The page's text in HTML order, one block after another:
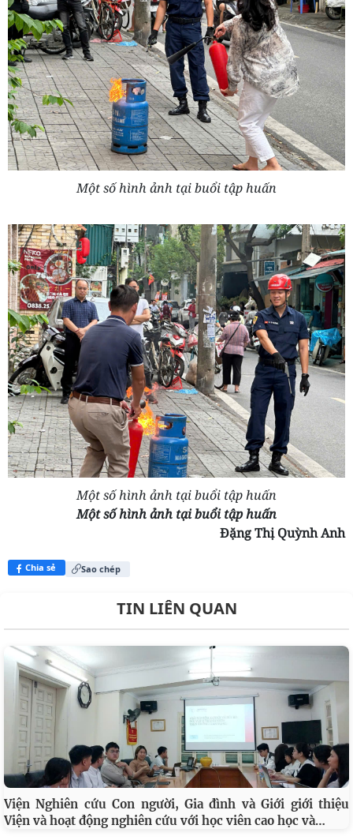
Một số hình ảnh tại buổi tập huấn
Một số hình ảnh tại buổi tập huấn
Một số hình ảnh tại buổi tập huấn
Đặng Thị Quỳnh Anh
Chia sẻ Sao chép
TIN LIÊN QUAN
Viện Nghiên cứu Con người, Gia đình và Giới giới thiệu
Viện và hoạt động nghiên cứu với học viên cao học và…